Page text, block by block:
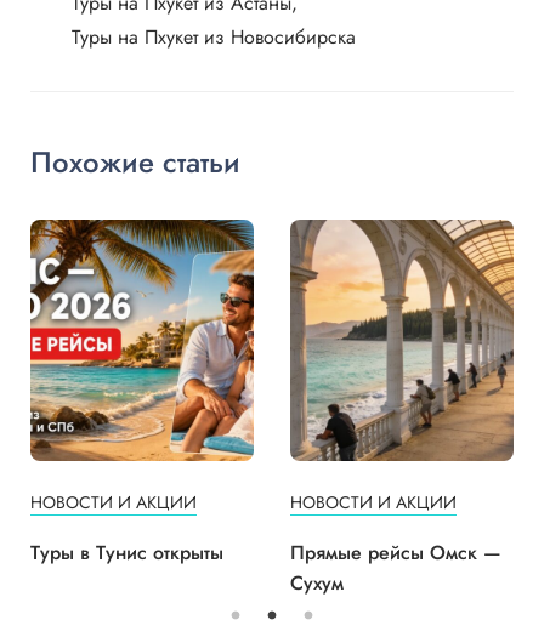
Туры на Пхукет из Новосибирска
Похожие статьи
НОВОСТИ И АКЦИИ
Туры в Тунис открыты
НОВОСТИ И АКЦИИ
Прямые рейсы Омск —
Сухум